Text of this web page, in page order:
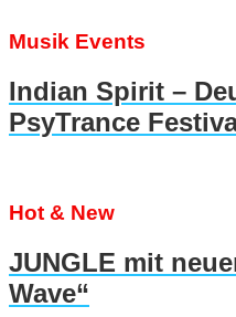
Musik Events
Indian Spirit –
PsyTrance
Hot & New
JUNGLE mit
Wave“